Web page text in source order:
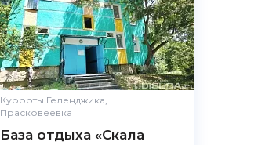
Курорты Геленджика,
Прасковеевка
База отдыха «Скала
Чистота Великолепно
Комфорт Отлично
Расположение Великолепно
Удобства Отлично
качество